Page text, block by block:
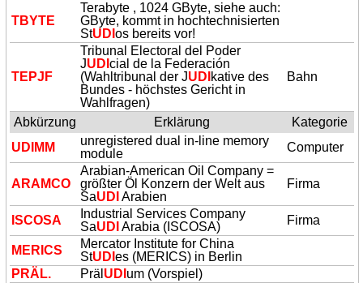
TBYTE
Terabyte , 1024 GByte, siehe auch:
GByte, kommt in hochtechnisierten
StUDIos bereits vor!
TEPJF
Tribunal Electoral del Poder
JUDIcial de la Federación
(Wahltribunal der JUDI kative des
Bundes - höchstes Gericht in
Wahlfragen)
Bahn
Abkürzung Erklärung
Kategorie
UDI MM
unregistered dual in-line memory
module
Computer
ARAMCO
Arabian-American Oil Company =
größter Öl Konzern der Welt aus
SaUDI Arabien
Firma
ISCOSA
Industrial Services Company
SaUDI Arabia (ISCOSA) Firma
MERICS
Mercator Institute for China
StUDIes (MERICS) in Berlin
PRÄL.
Präl UDI um (Vorspiel)